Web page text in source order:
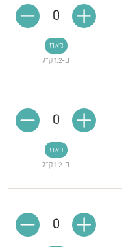
כ-1.2 ק"ג
מארז
0
כ-1.2 ק"ג
מארז
0
0